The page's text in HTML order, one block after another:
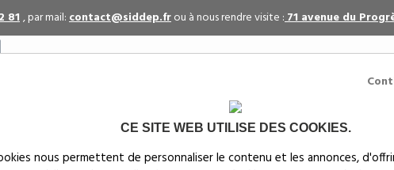
CE SITE WEB UTILISE DES COOKIES.
nous permettent de personnaliser le contenu et les annonces,
81, par mail:contact@siddep.frou à nous rendre visite :71 avenue du
publicitaires Par événement Textiles publicitaires